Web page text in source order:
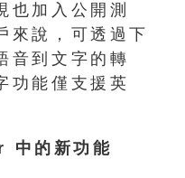
也加入公開測
來說，可透過下
音到文字的轉
功能僅支援英
中的新功能